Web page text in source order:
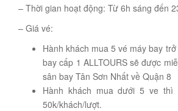
– Thời gian hoạt động: Từ 6h sáng đến
– Giá vé:
Hành khách mua 5 vé máy bay
bay cấp 1 ALLTOURS sẽ được
sân bay Tân Sơn Nhất về Quận 8
Hành khách mua dưới 5 ve
50k/khách/lượt.